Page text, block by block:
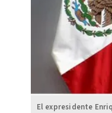
El expresidente